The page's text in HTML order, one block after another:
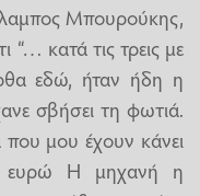
Μπουρούκης,
“… κατά τις τρεις με
εδώ, ήταν ήδη η
σβήσει τη φωτιά.
μου έχουν κάνει
ευρώ Η μηχανή η